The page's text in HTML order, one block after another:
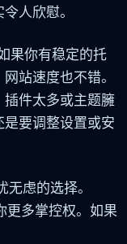
人欣慰。
果你有稳定的托
站速度也不错。
件太多或主题臃
要调整设置或安
虑的选择。
更多掌控权。如果